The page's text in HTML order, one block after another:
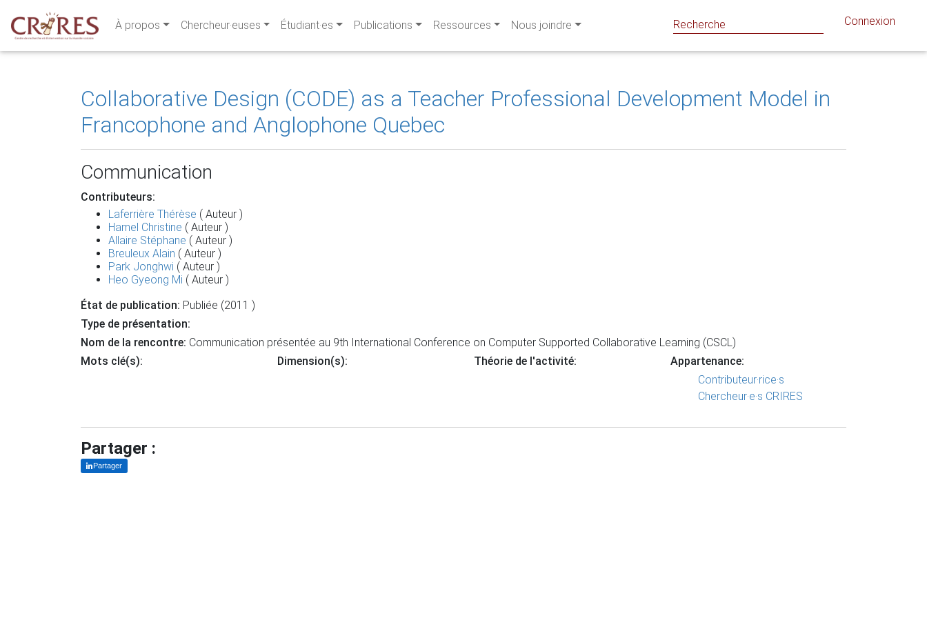
À propos Chercheur·euses Étudiant·es Publications Ressources Nous joindre Connexion
Collaborative Design (CODE) as a Teacher Professional Development Model in
Francophone and Anglophone Quebec
Communication
Contributeurs:
Laferrière Thérèse ( Auteur )
Hamel Christine ( Auteur )
Allaire Stéphane ( Auteur )
Breuleux Alain ( Auteur )
Park Jonghwi ( Auteur )
Heo Gyeong Mi ( Auteur )
État de publication: Publiée (2011 )
Type de présentation:
Nom de la rencontre: Communication présentée au 9th International Conference on Computer Supported Collaborative Learning (CSCL)
Mots clé(s):
Dimension(s): Théorie de l'activité:
Appartenance:
Contributeur·rice·s
Chercheur·e·s CRIRES
Partager :
Partager